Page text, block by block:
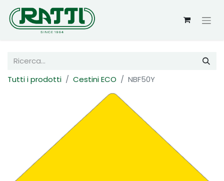
Tutti i prodotti Cestini ECO NBF50Y